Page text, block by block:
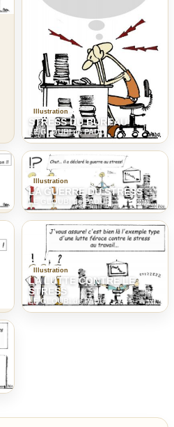
Illustration
STRESS DU BUREAU
LE GLOUBI de PADU
Illustration
LA GUERRE DU STRESS
LE GLOUBI de PADU
Illustration
LA LUTTE CONTRE LE
STRESS
LE GLOUBI de PADU